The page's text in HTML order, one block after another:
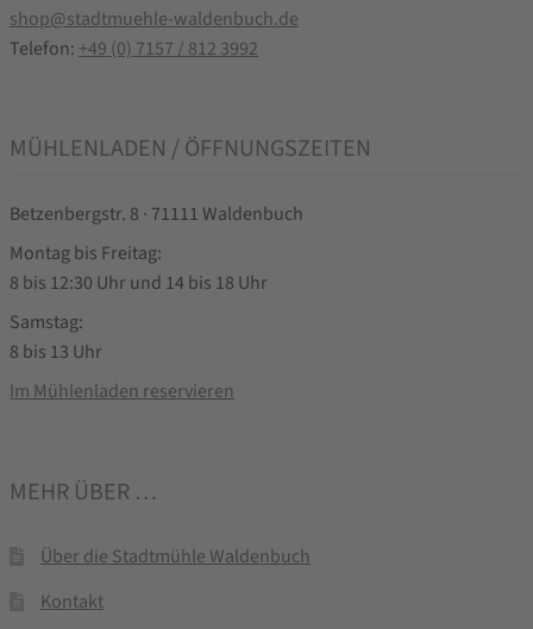
shop@stadtmuehle-waldenbuch.de
Telefon: +49 (0) 7157 / 812 3992
MÜHLENLADEN / ÖFFNUNGSZEITEN
Betzenbergstr. 8 · 71111 Waldenbuch
Montag bis Freitag:
8 bis 12:30 Uhr und 14 bis 18 Uhr
Samstag:
8 bis 13 Uhr
Im Mühlenladen reservieren
MEHR ÜBER …
Über die Stadtmühle Waldenbuch
Kontakt